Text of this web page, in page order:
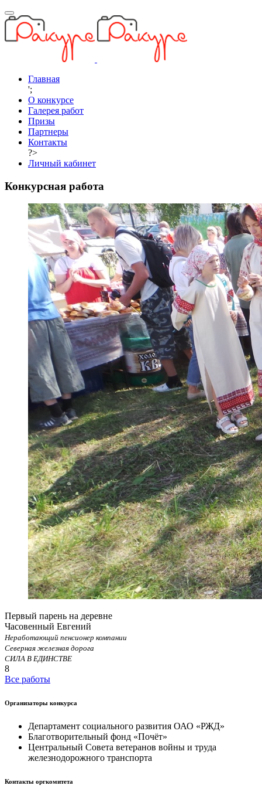
Главная
';
О конкурсе
Галерея работ
Призы
Партнеры
Контакты
?>
Личный кабинет
Конкурсная работа
Первый парень на деревне
Часовенный Евгений
Неработающий пенсионер компании
Северная железная дорога
СИЛА В ЕДИНСТВЕ
8
Все работы
Организаторы конкурса
Департамент социального развития ОАО «РЖД»
Благотворительный фонд «Почёт»
Центральный Совета ветеранов войны и труда
железнодорожного транспорта
Контакты оргкомитета